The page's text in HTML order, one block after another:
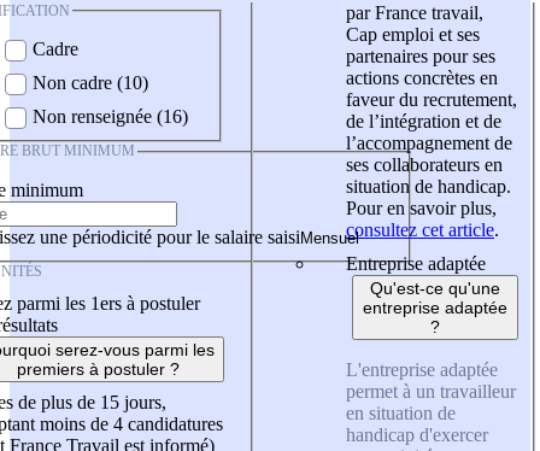
Cadre
Non cadre (10)
Non renseignée (16)
BRUT MINIMUM
minimum
une périodicité pour le salaire saisi
parmi les 1ers à postuler
serez-vous parmi les
premiers à postuler ?
de plus de 15 jours,
moins de 4 candidatures
France Travail est informé)
par France travail,
Cap emploi et ses
partenaires pour ses
actions concrètes en
faveur du recrutement,
de l’intégration et de
l’accompagnement de
ses collaborateurs en
situation de handicap.
Pour en savoir plus,
consultez cet article.
Entreprise adaptée
Qu'est-ce qu'une
entreprise adaptée
?
L'entreprise adaptée
permet à un travailleur
en situation de
handicap d'exercer